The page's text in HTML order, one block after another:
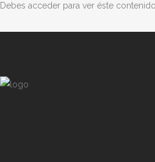
Debes acceder para ver éste